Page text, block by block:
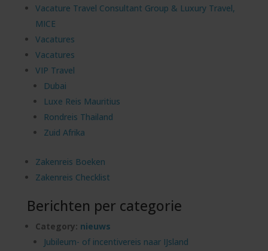
Vacature Travel Consultant Group & Luxury Travel,
MICE
Vacatures
Vacatures
VIP Travel
Dubai
Luxe Reis Mauritius
Rondreis Thailand
Zuid Afrika
Zakenreis Boeken
Zakenreis Checklist
Berichten per categorie
Category: nieuws
Jubileum- of incentivereis naar IJsland